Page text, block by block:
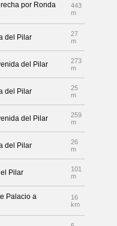
por Ronda
443
m
del Pilar
27
m
del Pilar
273
m
del Pilar
25
m
del Pilar
259
m
del Pilar
26
m
Pilar
101
m
Palacio a
16
km